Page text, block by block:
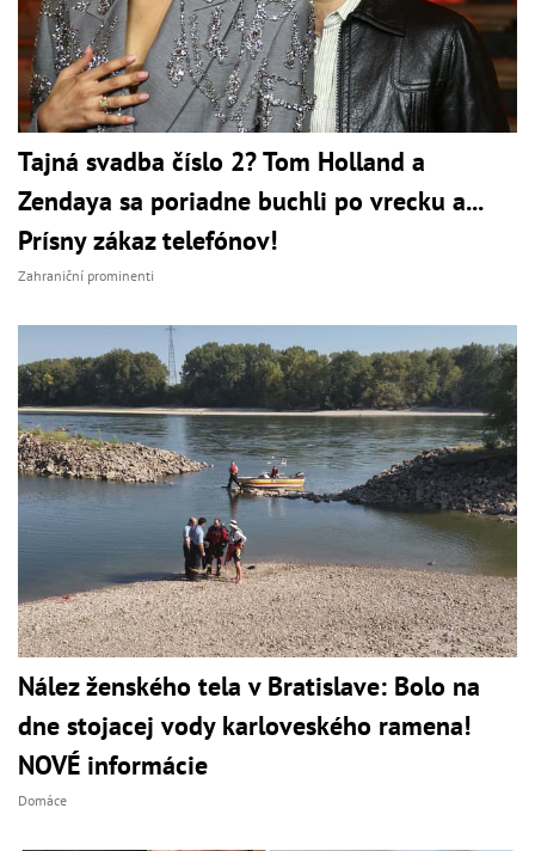
Tajná svadba číslo 2? Tom Holland a
Zendaya sa poriadne buchli po vrecku a...
Prísny zákaz telefónov!
Zahraniční prominenti
Nález ženského tela v Bratislave: Bolo na
dne stojacej vody karloveského ramena!
NOVÉ informácie
Domáce